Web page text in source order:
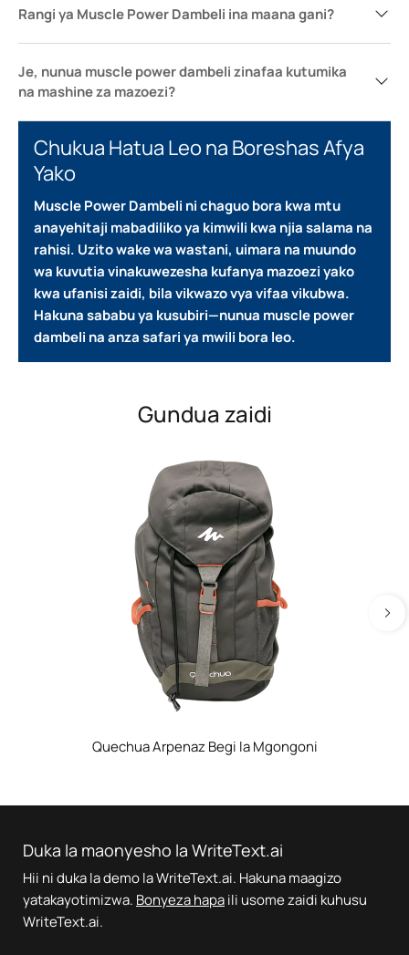
Rangi ya Muscle Power Dambeli ina maana gani?
Je, nunua muscle power dambeli zinafaa kutumika
na mashine za mazoezi?
Chukua Hatua Leo na Boreshas Afya
Yako
Muscle Power Dambeli ni chaguo bora kwa mtu
anayehitaji mabadiliko ya kimwili kwa njia salama na
rahisi. Uzito wake wa wastani, uimara na muundo
wa kuvutia vinakuwezesha kufanya mazoezi yako
kwa ufanisi zaidi, bila vikwazo vya vifaa vikubwa.
Hakuna sababu ya kusubiri—nunua muscle power
dambeli na anza safari ya mwili bora leo.
Gundua zaidi
Quechua Arpenaz Begi la Mgongoni
Duka la maonyesho la WriteText.ai
Hii ni duka la demo la WriteText.ai. Hakuna maagizo
yatakayotimizwa. Bonyeza hapaili usome zaidi kuhusu
WriteText.ai.